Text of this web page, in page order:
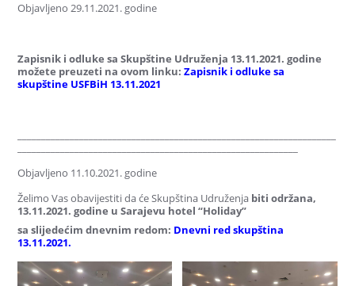
Objavljeno 29.11.2021. godine
Zapisnik i odluke sa Skupštine Udruženja 13.11.2021. godine
možete preuzeti na ovom linku:Zapisnik i odluke sa
skupštine USFBiH 13.11.2021
Objavljeno 11.10.2021. godine
Želimo Vas obavijestiti da će Skupština Udruženja biti održana,
13.11.2021. godine u Sarajevu hotel “Holiday”
sa slijedećim dnevnim redom: Dnevni red skupština
13.11.2021.